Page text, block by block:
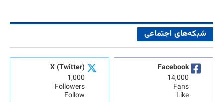
شبکه‌های اجتماعی
Facebook
14,000
Fans
Like
X (Twitter)
1,000
Followers
Follow